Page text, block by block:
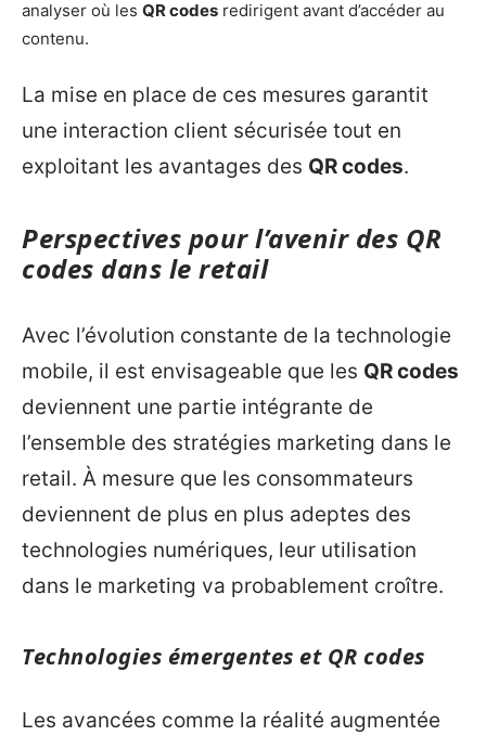
analyser où les QR codes redirigent avant d’accéder au
contenu.
La mise en place de ces mesures garantit
une interaction client sécurisée tout en
exploitant les avantages des QR codes.
Perspectives pour l’avenir des QR
codes dans le retail
Avec l’évolution constante de la technologie
mobile, il est envisageable que les QR codes
deviennent une partie intégrante de
l’ensemble des stratégies marketing dans le
retail. À mesure que les consommateurs
deviennent de plus en plus adeptes des
technologies numériques, leur utilisation
dans le marketing va probablement croître.
Technologies émergentes et QR codes
Les avancées comme la réalité augmentée